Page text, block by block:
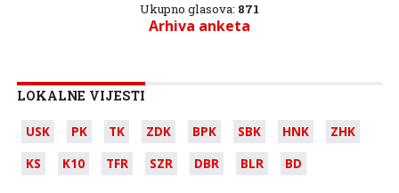
Ukupno glasova: 871
Arhiva anketa
LOKALNE VIJESTI
USK PK TK ZDK BPK SBK HNK
ZHK
KS
K10 TFR SZR DBR BLR BD